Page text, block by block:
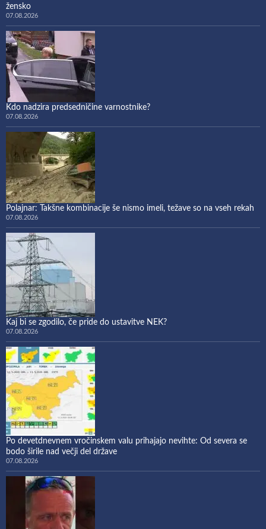
žensko
07.08.2026
Kdo nadzira predsedničine varnostnike?
07.08.2026
Polajnar: Takšne kombinacije še nismo imeli, težave so na vseh rekah
07.08.2026
Kaj bi se zgodilo, če pride do ustavitve NEK?
07.08.2026
Po devetdnevnem vročinskem valu prihajajo nevihte: Od severa se
bodo širile nad večji del države
07.08.2026